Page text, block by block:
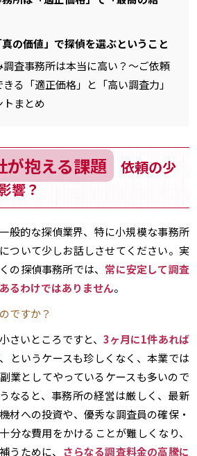
の価値」で探偵を選ぶということ
調査事務所は本当に高い？～ご依頼
る「適正価格」と「高い調査力」
まとめ
が抱える課題
依頼の少
響？
般的な探偵業界、特に小規模な事務所
ついて少しお話しさせてください。実
の探偵事務所では、 常に安定して調査
るわけではありません。
ですか？
さいところですと、 3ヶ月に1件あれば
、というケースも珍しくなく、本業では
業としてやっているケースも多いので
なると、事務所の経営は厳しく、最新
材への投資や、優秀な調査員の確保・
分な費用をかけることが難しくなり、
うために、 さらなる調査料金の高騰に